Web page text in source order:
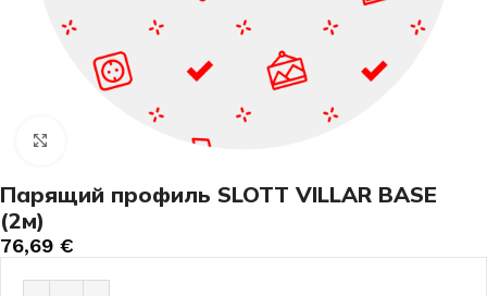
Noklikšķiniet, lai palielinātu
Парящий профиль SLOTT VILLAR BASE
(2м)
76,69 €